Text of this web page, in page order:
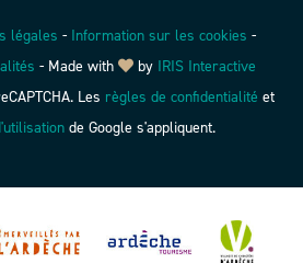
légales - Information sur les cookies -
-Made with by IRIS Interactive
Les règles de confidentialité et
de Google s'appliquent.